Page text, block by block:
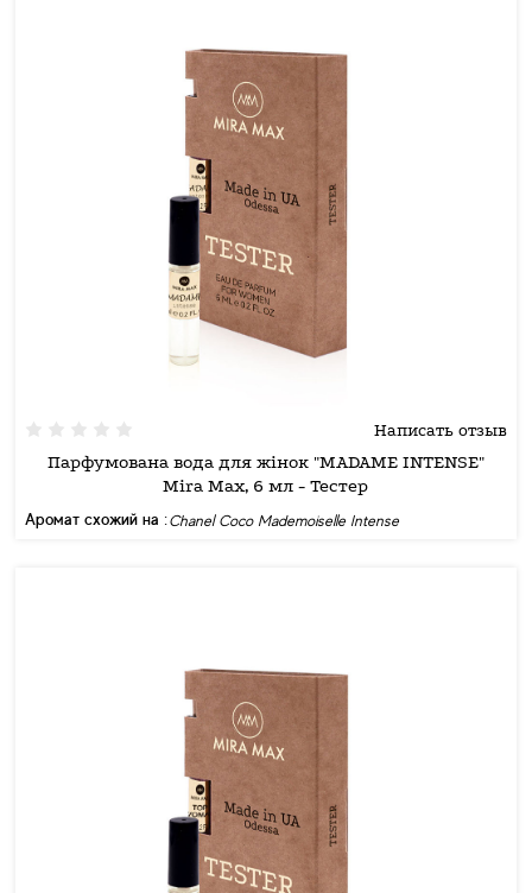
Написать отзыв
Парфумована вода для жінок "MADAME INTENSE"
Mira Max, 6 мл - Тестер
Аромат схожий на :Chanel Coco Mademoiselle Intense